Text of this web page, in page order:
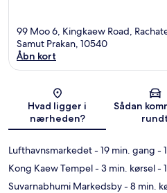
99 Moo 6, Kingkaew Road,
Samut Prakan, 10540
Åbn kort
Hvad ligger i
nærheden?
Sådan
rundt
Lufthavnsmarkedet- 19 min. gang -
Kong Kaew Tempel- 3 min. kørsel-
Suvarnabhumi Markedsby- 8 min.